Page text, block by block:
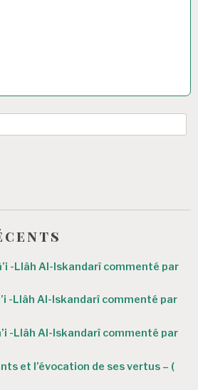
-Llâh Al-Iskandarî commenté par
-Llâh Al-Iskandarî commenté par
-Llâh Al-Iskandarî commenté par
et l’évocation de ses vertus – (